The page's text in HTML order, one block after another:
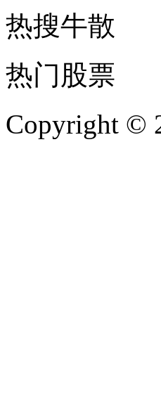
热搜牛散
热门股票
Copyright ©